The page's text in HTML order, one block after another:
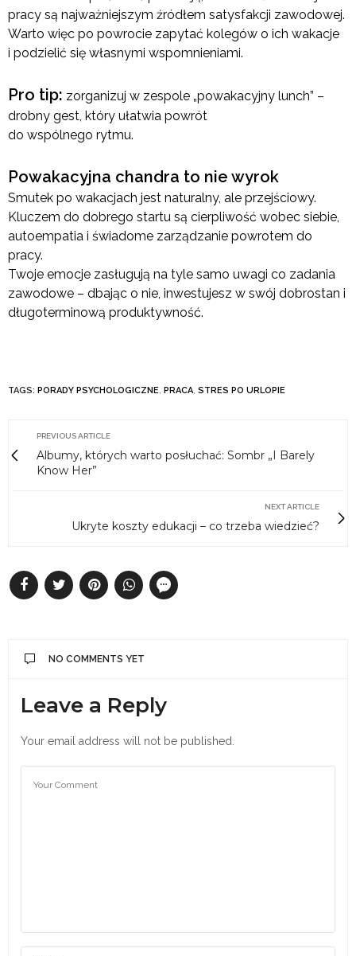
pracy są najważniejszym źródłem satysfakcji zawodowej.
Warto więc po powrocie zapytać kolegów o ich wakacje
i podzielić się własnymi wspomnieniami.
Pro tip: zorganizuj w zespole „powakacyjny lunch” –
drobny gest, który ułatwia powrót
do wspólnego rytmu.
Powakacyjna chandra to nie wyrok
Smutek po wakacjach jest naturalny, ale przejściowy.
Kluczem do dobrego startu są cierpliwość wobec siebie,
autoempatia i świadome zarządzanie powrotem do
pracy.
Twoje emocje zasługują na tyle samo uwagi co zadania
zawodowe – dbając o nie, inwestujesz w swój dobrostan i
długoterminową produktywność.
TAGS: PORADY PSYCHOLOGICZNE, PRACA, STRES PO URLOPIE
PREVIOUS ARTICLE
Albumy, których warto posłuchać: Sombr „I Barely
Know Her”
NEXT ARTICLE
Ukryte koszty edukacji – co trzeba wiedzieć?
NO COMMENTS YET
Leave a Reply
Your email address will not be published.